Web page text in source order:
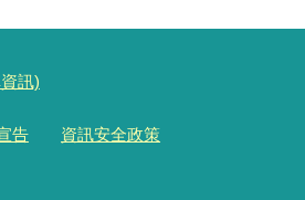
訊)
告 資訊安全政策